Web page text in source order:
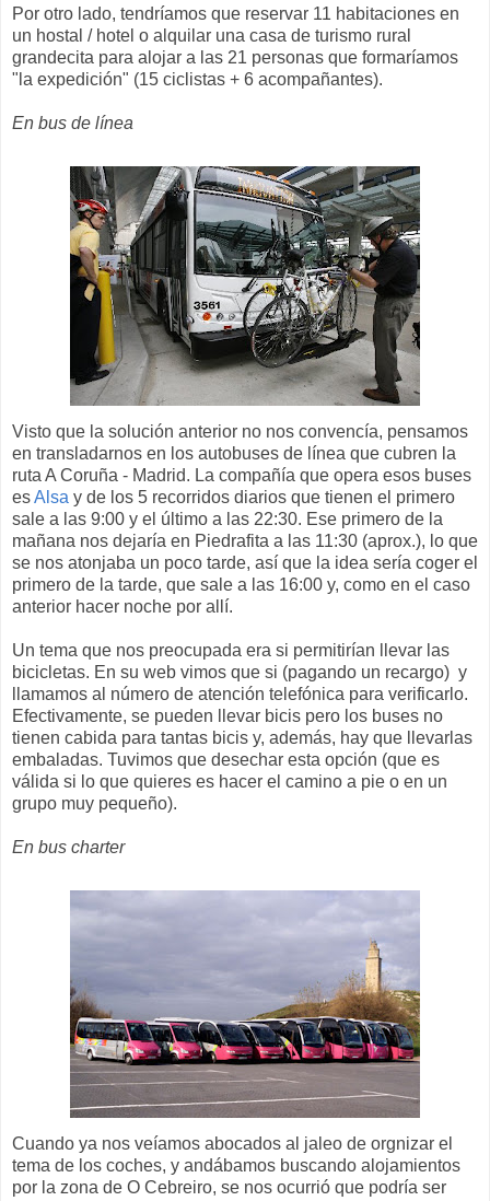
Por otro lado, tendríamos que reservar 11 habitaciones en
un hostal / hotel o alquilar una casa de turismo rural
grandecita para alojar a las 21 personas que formaríamos
"la expedición" (15 ciclistas + 6 acompañantes).
En bus de línea
Visto que la solución anterior no nos convencía, pensamos
en transladarnos en los autobuses de línea que cubren la
ruta A Coruña - Madrid. La compañía que opera esos buses
esAlsa y de los 5 recorridos diarios que tienen el primero
sale a las 9:00 y el último a las 22:30. Ese primero de la
mañana nos dejaría en Piedrafita a las 11:30 (aprox.), lo que
se nos atonjaba un poco tarde, así que la idea sería coger el
primero de la tarde, que sale a las 16:00 y, como en el caso
anterior hacer noche por allí.
Un tema que nos preocupada era si permitirían llevar las
bicicletas. En su web vimos que si (pagando un recargo) y
llamamos al número de atención telefónica para verificarlo.
Efectivamente, se pueden llevar bicis pero los buses no
tienen cabida para tantas bicis y, además, hay que llevarlas
embaladas. Tuvimos que desechar esta opción (que es
válida si lo que quieres es hacer el camino a pie o en un
grupo muy pequeño).
En bus charter
Cuando ya nos veíamos abocados al jaleo de orgnizar el
tema de los coches, y andábamos buscando alojamientos
por la zona de O Cebreiro, se nos ocurrió que podría ser